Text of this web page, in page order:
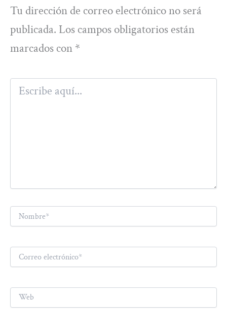
Tu dirección de correo electrónico no será
publicada. Los campos obligatorios están
marcados con *
Escribe
aquí...
Nombre*
Correo
electrónico*
Web